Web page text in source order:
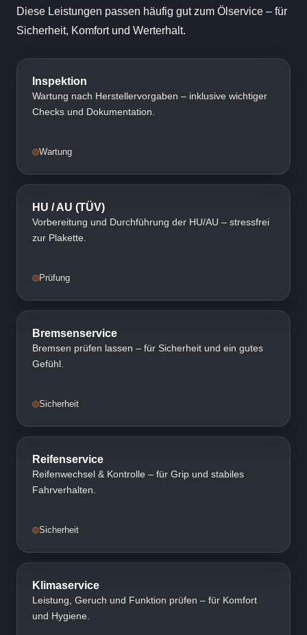
Diese Leistungen passen häufig gut zum Ölservice – für
Sicherheit, Komfort und Werterhalt.
Inspektion
Wartung nach Herstellervorgaben – inklusive wichtiger
Checks und Dokumentation.
Wartung
HU / AU (TÜV)
Vorbereitung und Durchführung der HU/AU – stressfrei
zur Plakette.
Prüfung
Bremsenservice
Bremsen prüfen lassen – für Sicherheit und ein gutes
Gefühl.
Sicherheit
Reifenservice
Reifenwechsel & Kontrolle – für Grip und stabiles
Fahrverhalten.
Sicherheit
Klimaservice
Leistung, Geruch und Funktion prüfen – für Komfort
und Hygiene.